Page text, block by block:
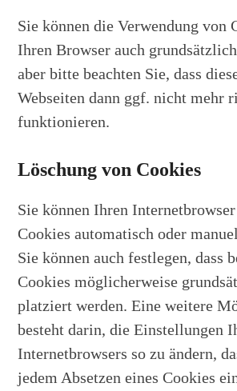
Sie können die Verwendung von
Ihren Browser auch
aber bitte beachten Sie, dass
Webseiten dann ggf. nicht mehr
funktionieren.
Löschung von Cookies
Sie können Ihren
Cookies automatisch oder
Sie können auch festlegen, dass
Cookies möglicherweise
platziert werden. Eine weitere
besteht darin, die Einstellungen
Internetbrowsers so zu ändern,
jedem Absetzen eines Cookies